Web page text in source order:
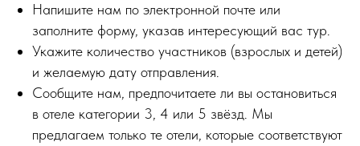
Напишите нам по электронной почте или
заполните форму, указав интересующий вас тур.
Укажите количество участников (взрослых и детей)
и желаемую дату отправления.
Сообщите нам, предпочитаете ли вы остановиться
в отеле категории 3, 4 или 5 звёзд. Мы
предлагаем только те отели, которые соответствуют